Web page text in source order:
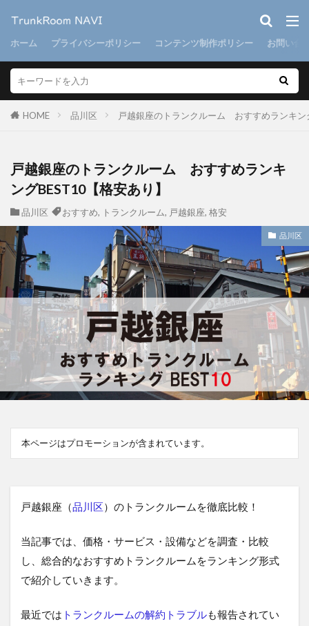
ホーム プライバシーポリシー コンテンツ制作ポリシー お問い合
HOME 品川区 戸越銀座のトランクルーム おすすめランキン
戸越銀座のトランクルーム おすすめランキ
ングBEST10【格安あり】
品川区 おすすめ, トランクルーム, 戸越銀座, 格安
品川区
本ページはプロモーションが含まれています。
戸越銀座（品川区）のトランクルームを徹底比較！
当記事では、価格・サービス・設備などを調査・比較
し、総合的なおすすめトランクルームをランキング形式
で紹介していきます。
最近では トランクルームの解約トラブルも報告されてい